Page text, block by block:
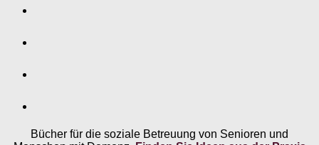
Bücher für die soziale Betreuung von Senioren und